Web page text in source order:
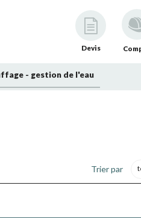
Devis
- gestion de l'eau
Trier par